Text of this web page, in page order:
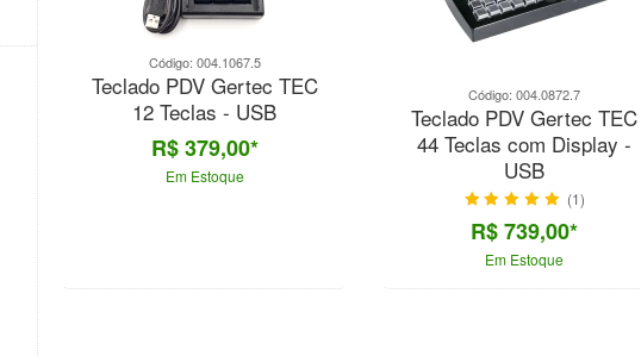
Código: 004.1067.5
Teclado PDV Gertec TEC
12 Teclas - USB
R$ 379,00*
Em Estoque
Código: 004.0872.7
Teclado PDV Gertec TEC
44 Teclas com Display -
USB
(1)
R$ 739,00*
Em Estoque